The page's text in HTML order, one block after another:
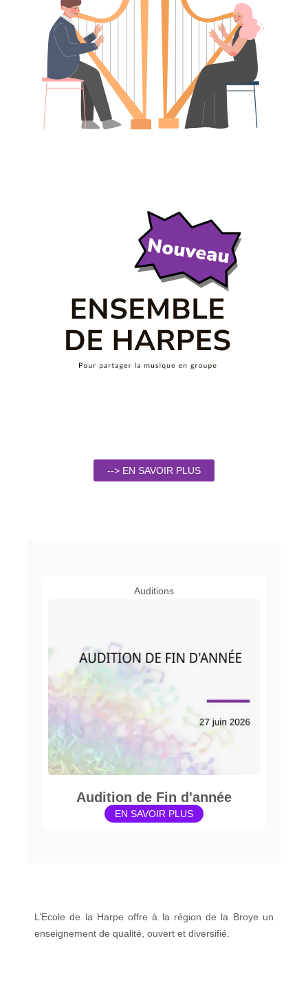
--> EN SAVOIR PLUS
Auditions
Audition de Fin d'année
EN SAVOIR PLUS
L’Ecole de la Harpe offre à la région de la Broye un
enseignement de qualité, ouvert et diversifié.